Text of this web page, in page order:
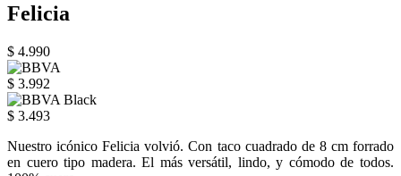
Felicia
$ 4.990
$ 3.992
$ 3.493
Nuestro icónico Felicia volvió. Con taco cuadrado de 8 cm forrado
en cuero tipo madera. El más versátil, lindo, y cómodo de todos.